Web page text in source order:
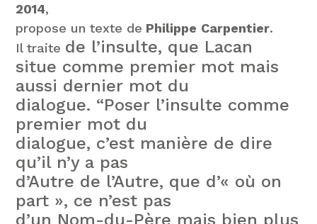
2014,
propose un texte de Philippe Carpentier.
Il traite de l’insulte, que Lacan
situe comme premier mot mais
aussi dernier mot du
dialogue. “Poser l’insulte comme
premier mot du
dialogue, c’est manière de dire
qu’il n’y a pas
d’Autre de l’Autre, que d’« où on
part », ce n’est pas
d’un Nom-du-Père mais bien plus